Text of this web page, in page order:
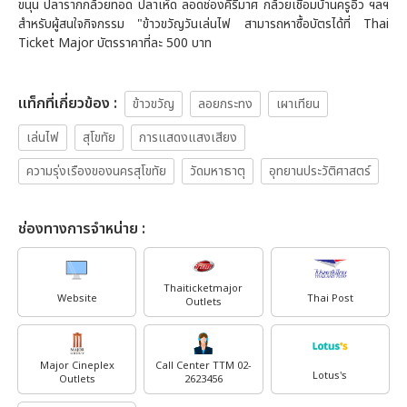
ขนุน ปลารากกล้วยทอด ปลาเห็ด ลอดช่องคีรีมาศ กล้วยเชื่อมบ้านครูอิ๋ว ฯลฯ
สำหรับผู้สนใจกิจกรรม "ข้าวขวัญวันเล่นไฟ สามารถหาซื้อบัตรได้ที่ Thai
Ticket Major บัตรราคาที่ละ 500 บาท
เเท็กที่เกี่ยวข้อง : ข้าวขวัญ ลอยกระทง
เผาเทียน
เล่นไฟ
สุโขทัย
การแสดงแสงเสียง
ความรุ่งเรืองของนครสุโขทัย
วัดมหาธาตุ อุทยานประวัติศาสตร์
ช่องทางการจำหน่าย :
Website
Thaiticketmajor
Outlets
Thai Post
Major Cineplex
Outlets
Call Center TTM 02-
2623456
Lotus's